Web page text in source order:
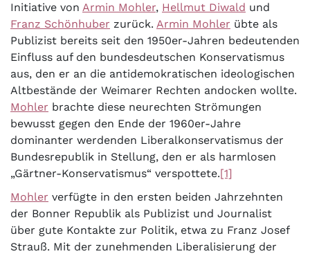
Initiative von Armin Mohler, Hellmut Diwald und
Franz Schönhuber zurück. Armin Mohler übte als
Publizist bereits seit den 1950er-Jahren bedeutenden
Einfluss auf den bundesdeutschen Konservatismus
aus, den er an die antidemokratischen ideologischen
Altbestände der Weimarer Rechten andocken wollte.
Mohler brachte diese neurechten Strömungen
bewusst gegen den Ende der 1960er-Jahre
dominanter werdenden Liberalkonservatismus der
Bundesrepublik in Stellung, den er als harmlosen
„Gärtner-Konservatismus“ verspottete.[1]
Mohler verfügte in den ersten beiden Jahrzehnten
der Bonner Republik als Publizist und Journalist
über gute Kontakte zur Politik, etwa zu Franz Josef
Strauß. Mit der zunehmenden Liberalisierung der